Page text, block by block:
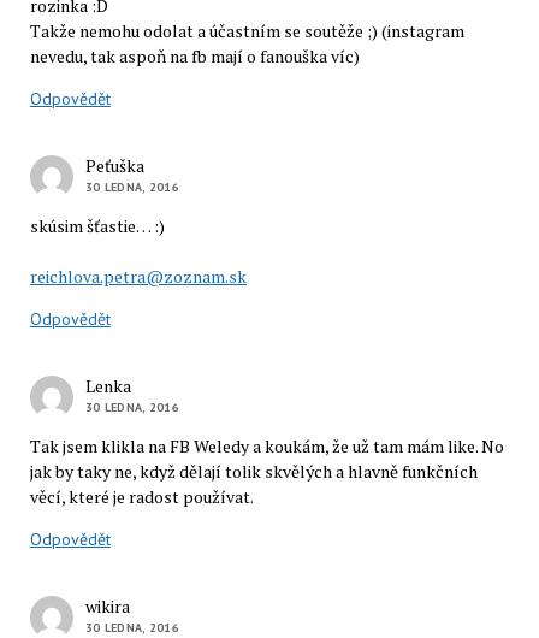
rozinka :D
Takže nemohu odolat a účastním se soutěže ;) (instagram
nevedu, tak aspoň na fb mají o fanouška víc)
Odpovědět
Peťuška
30 LEDNA, 2016
skúsim šťastie… :)
reichlova.petra@zoznam.sk
Odpovědět
Lenka
30 LEDNA, 2016
Tak jsem klikla na FB Weledy a koukám, že už tam mám like. No
jak by taky ne, když dělají tolik skvělých a hlavně funkčních
věcí, které je radost používat.
Odpovědět
wikira
30 LEDNA, 2016